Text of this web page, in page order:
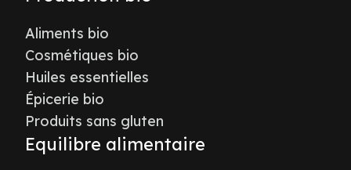
Aliments bio
Cosmétiques bio
Huiles essentielles
Épicerie bio
Produits sans gluten
Equilibre alimentaire